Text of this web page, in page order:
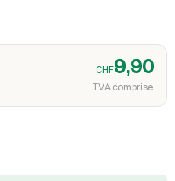
CHF9,90
TVA comprise